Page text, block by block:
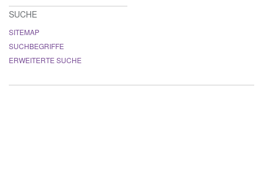
SUCHE
SITEMAP
SUCHBEGRIFFE
ERWEITERTE SUCHE